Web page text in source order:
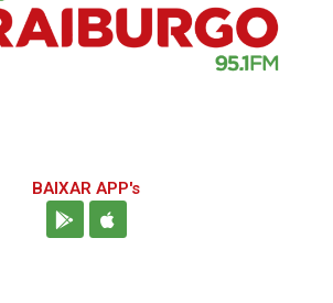
BAIXAR APP's